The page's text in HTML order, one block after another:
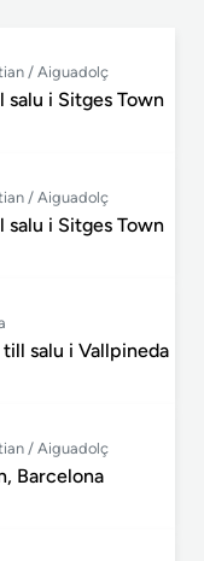
/ Aiguadolç
salu i Sitges Town
/ Aiguadolç
salu i Sitges Town
till salu i Vallpineda
/ Aiguadolç
Barcelona